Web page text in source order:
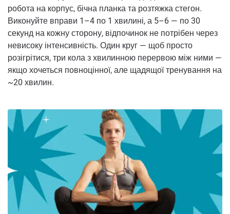
робота на корпус, бічна планка та розтяжка стегон.
Виконуйте вправи 1–4 по 1 хвилині, а 5–6 — по 30
секунд на кожну сторону, відпочинок не потрібен через
невисоку інтенсивність. Один круг — щоб просто
розігрітися, три кола з хвилинною перервою між ними —
якщо хочеться повноцінної, але щадящої тренування на
~20 хвилин.